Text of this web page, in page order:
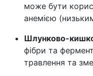
може бути
анемією
Шлунково-
фібри та
травлення та